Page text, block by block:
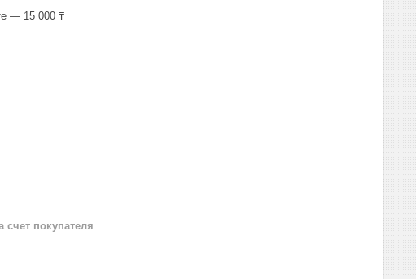
— 15 000 ₸
счет покупателя